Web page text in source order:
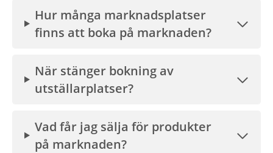
Hur många marknadsplatser
finns att boka på marknaden?
När stänger bokning av
utställarplatser?
Vad får jag sälja för produkter
på marknaden?